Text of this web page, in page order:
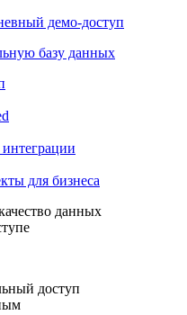
демо-доступ
базу данных
для бизнеса
данных
доступ